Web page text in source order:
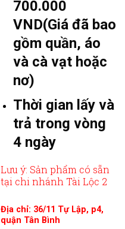
700.000
VND(Giá đã bao
gồm quần, áo
và cà vạt hoặc
nơ)
Thời gian lấy và
trả trong vòng
4 ngày
Lưu ý: Sản phẩm có sẵn
tại chi nhánh Tài Lộc 2
Địa chỉ: 36/11 Tự Lập, p4,
quận Tân Bình